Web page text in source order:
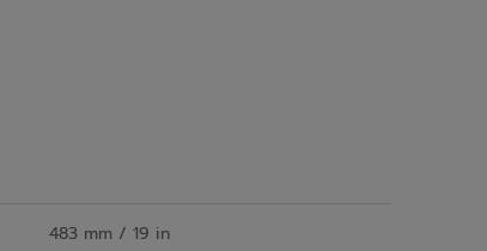
483 mm / 19 in